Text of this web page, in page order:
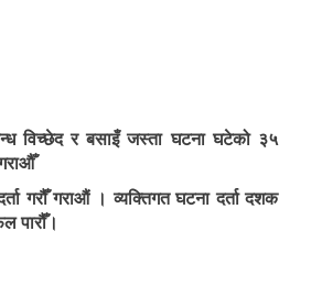
विच्छेद र बसाइँ जस्ता घटना घटेको ३५
गरौँ गराऔं । व्यक्तिगत घटना दर्ता दशक
पारौँ।